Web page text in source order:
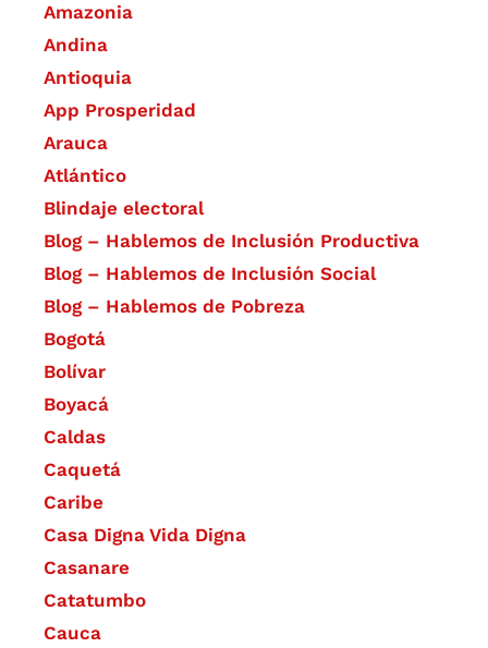
Amazonia
Andina
Antioquia
App Prosperidad
Arauca
Atlántico
Blindaje electoral
Blog – Hablemos de Inclusión Productiva
Blog – Hablemos de Inclusión Social
Blog – Hablemos de Pobreza
Bogotá
Bolívar
Boyacá
Caldas
Caquetá
Caribe
Casa Digna Vida Digna
Casanare
Catatumbo
Cauca